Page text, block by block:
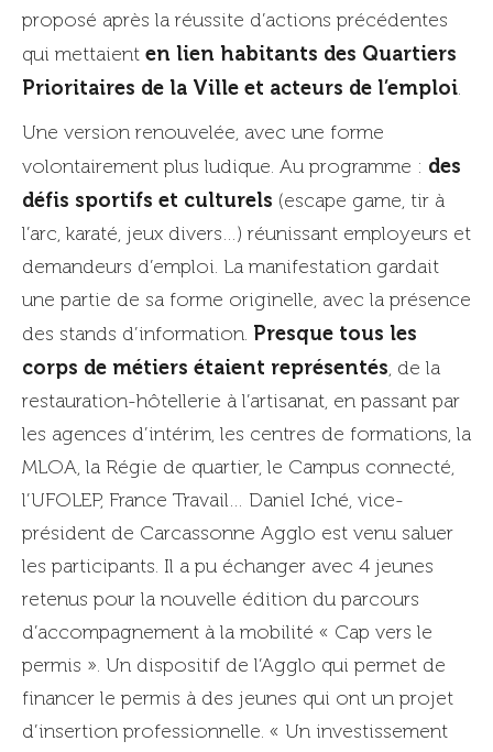
proposé après la réussite d’actions précédentes
qui mettaient en lien habitants des Quartiers
Prioritaires de la Ville et acteurs de l’emploi.
Une version renouvelée, avec une forme
volontairement plus ludique. Au programme : des
défis sportifs et culturels (escape game, tir à
l’arc, karaté, jeux divers…) réunissant employeurs et
demandeurs d’emploi. La manifestation gardait
une partie de sa forme originelle, avec la présence
des stands d’information. Presque tous les
corps de métiers étaient représentés, de la
restauration-hôtellerie à l’artisanat, en passant par
les agences d’intérim, les centres de formations, la
MLOA, la Régie de quartier, le Campus connecté,
l’UFOLEP, France Travail… Daniel Iché, vice-
président de Carcassonne Agglo est venu saluer
les participants. Il a pu échanger avec 4 jeunes
retenus pour la nouvelle édition du parcours
d’accompagnement à la mobilité « Cap vers le
permis ». Un dispositif de l’Agglo qui permet de
financer le permis à des jeunes qui ont un projet
d’insertion professionnelle. « Un investissement